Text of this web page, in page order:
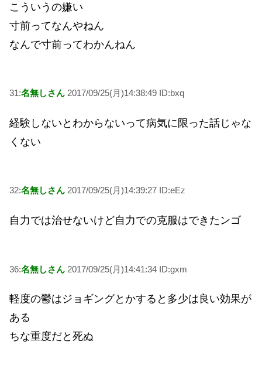
こういうの嫌い
寸前ってなんやねん
なんで寸前ってわかんねん
31:名無しさん 2017/09/25(月)14:38:49 ID:bxq
経験しないとわからないって病気に限った話じゃな
くない
32:名無しさん 2017/09/25(月)14:39:27 ID:eEz
自力では治せないけど自力での克服はできたンゴ
36:名無しさん 2017/09/25(月)14:41:34 ID:gxm
軽度の鬱はジョギングとかすると多少は良い効果が
ある
ちな重度だと死ぬ